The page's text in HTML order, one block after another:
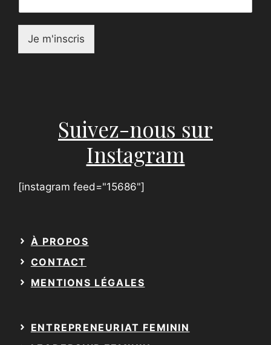
m
a
Je m'inscris
Suivez-nous sur
Instagram
[instagram feed="15686"]
À PROPOS
CONTACT
MENTIONS LÉGALES
ENTREPRENEURIAT FEMININ